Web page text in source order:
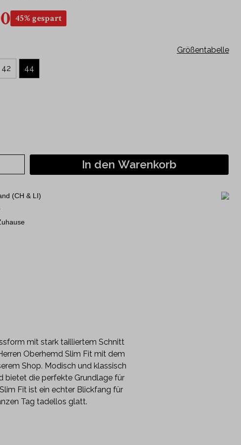
Philipp Fankhauser Kollektion
45% gespart
Größentabelle
42 44
In den Warenkorb
(CH & LI)
mit stark tailliertem Schnitt
Oberhemd Slim Fit mit dem
Shop. Modisch und klassisch
bietet die perfekte Grundlage für
Fit ist ein echter Blickfang für
Tag tadellos glatt.